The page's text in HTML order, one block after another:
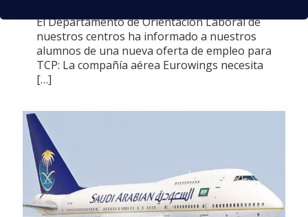
El Departamento de Orientación Laboral de
nuestros centros ha informado a nuestros
alumnos de una nueva oferta de empleo para
TCP: La compañía aérea Eurowings necesita
[…]